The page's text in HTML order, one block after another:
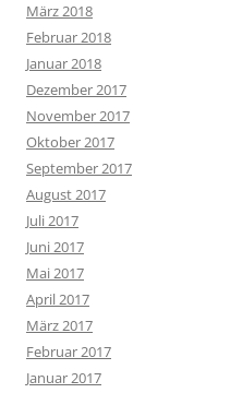
März 2018
Februar 2018
Januar 2018
Dezember 2017
November 2017
Oktober 2017
September 2017
August 2017
Juli 2017
Juni 2017
Mai 2017
April 2017
März 2017
Februar 2017
Januar 2017